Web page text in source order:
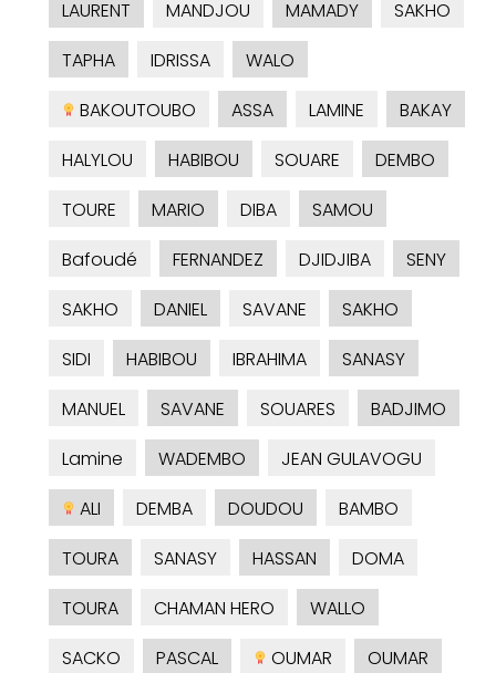
LAURENT
MANDJOU MAMADY
SAKHO
TAPHA
IDRISSA
WALO
BAKOUTOUBO
ASSA LAMINE
BAKAY
HALYLOU
HABIBOU SOUARE
DEMBO
TOURE
MARIO DIBA
SAMOU
Bafoudé
FERNANDEZ DJIDJIBA
SENY
SAKHO
DANIEL SAVANE
SAKHO
SIDI
HABIBOU IBRAHIMA
SANASY
MANUEL
SAVANE SOUARES
BADJIMO
Lamine
WADEMBO
JEAN GULAVOGU
ALI
DEMBA DOUDOU
BAMBO
TOURA
SANASY HASSAN
DOMA
TOURA
CHAMAN HERO
WALLO
SACKO
PASCAL OUMAR OUMAR